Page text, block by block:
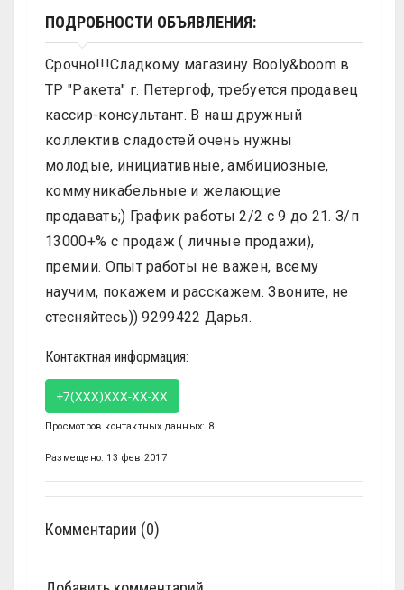
ПОДРОБНОСТИ ОБЪЯВЛЕНИЯ:
Срочно!!!Сладкому магазину Booly&boom в
ТР "Ракета" г. Петергоф, требуется продавец
кассир-консультант. В наш дружный
коллектив сладостей очень нужны
молодые, инициативные, амбициозные,
коммуникабельные и желающие
продавать;) График работы 2/2 с 9 до 21. З/п
13000+% с продаж ( личные продажи),
премии. Опыт работы не важен, всему
научим, покажем и расскажем. Звоните, не
стесняйтесь)) 9299422 Дарья.
Контактная информация:
+7(XXX)XXX-XX-XX
Просмотров контактных данных: 8
Размещено: 13 фев 2017
Комментарии (0)